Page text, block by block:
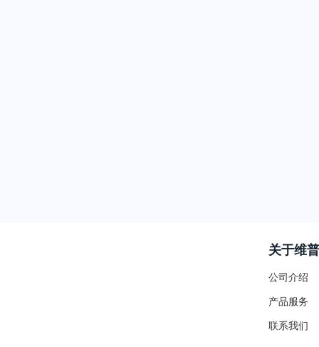
关于维普
公司介绍
产品服务
联系我们